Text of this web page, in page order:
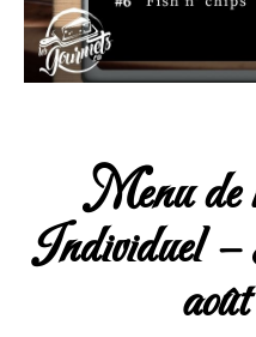
Menu de
Individuel –